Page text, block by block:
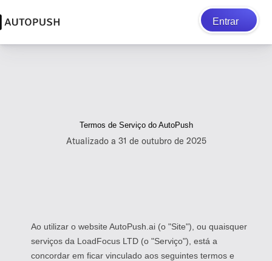
Entrar
Termos de Serviço do AutoPush
Atualizado a 31 de outubro de 2025
Ao utilizar o website AutoPush.ai (o "Site"), ou quaisquer
serviços da LoadFocus LTD (o "Serviço"), está a
concordar em ficar vinculado aos seguintes termos e